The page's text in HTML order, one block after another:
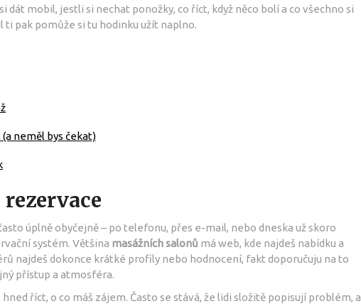
dát mobil, jestli si nechat ponožky, co říct, když něco bolí a co všechno si
ti pak pomůže si tu hodinku užít naplno.
neměl bys čekat)
úplně obyčejně – po telefonu, přes e-mail, nebo dneska už skoro
systém. Většina masážních salonů má web, kde najdeš nabídku a
najdeš dokonce krátké profily nebo hodnocení, fakt doporučuju na to
přístup a atmosféra.
říct, o co máš zájem. Často se stává, že lidi složitě popisují problém, a